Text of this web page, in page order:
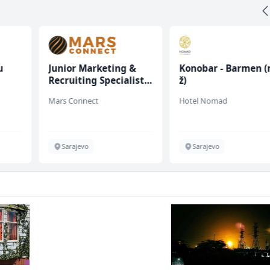
Junior Marketing &
Recruiting Specialist
Mars Connect
Sarajevo
Konobar - Barmen
ž)
Hotel Nomad
Sarajevo